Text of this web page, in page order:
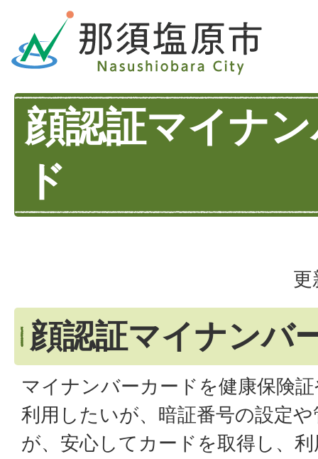
顔認証マイナ
ド
更
顔認証マイナンバ
マイナンバーカードを健康保険
利用したいが、暗証番号の設定
が、安心してカードを取得し、